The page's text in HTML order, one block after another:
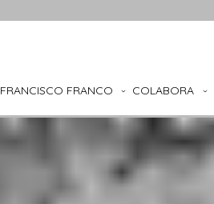
FRANCISCO FRANCO COLABORA